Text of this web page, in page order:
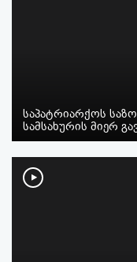
საპატრიარქოს
სამსახურის მიერ